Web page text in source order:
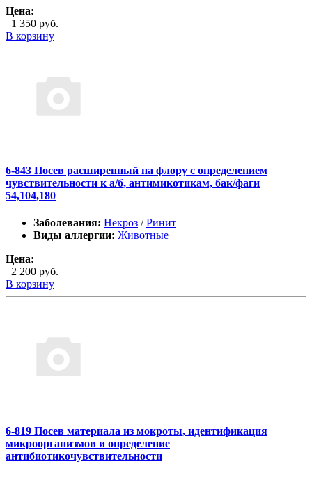
Цена:
1 350 руб.
В корзину
6-843 Посев расширенный на флору с определением
чувствительности к а/б, антимикотикам, бак/фаги
54,104,180
Заболевания: Некроз /Ринит
Виды аллергии: Животные
Цена:
2 200 руб.
В корзину
6-819 Посев материала из мокроты, идентификация
микроорганизмов и определение
антибиотикочувствительности